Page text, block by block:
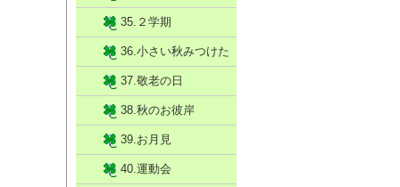
35.２学期
36.小さい秋みつけた
37.敬老の日
38.秋のお彼岸
39.お月見
40.運動会